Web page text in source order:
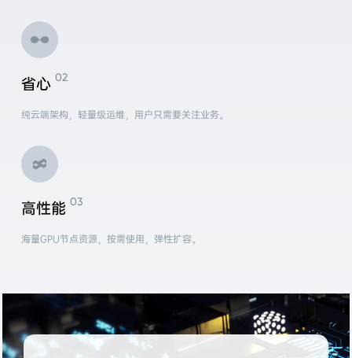
省心
纯云端架构，轻量级运维，用户只需要关注业务。
高性能
海量GPU节点资源，按需使用，弹性扩容。